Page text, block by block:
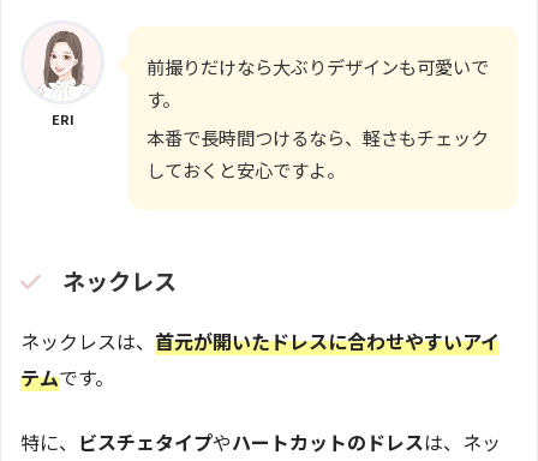
ERI
前撮りだけなら大ぶりデザインも可愛いで
す。
本番で長時間つけるなら、軽さもチェック
しておくと安心ですよ。
ネックレス
ネックレスは、 首元が開いたドレスに合わせやすいアイ
テムです。
特に、 ビスチェタイプやハートカットのドレスは、ネッ